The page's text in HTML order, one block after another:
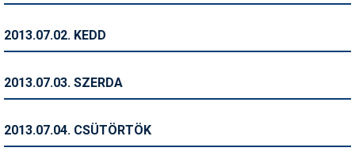
Ingatlan
2013.07.02. KEDD
2013.07.03. SZERDA
2013.07.04. CSÜTÖRTÖK